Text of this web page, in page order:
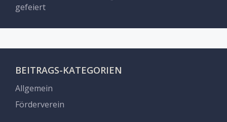
gefeiert
BEITRAGS-KATEGORIEN
Allgemein
Förderverein